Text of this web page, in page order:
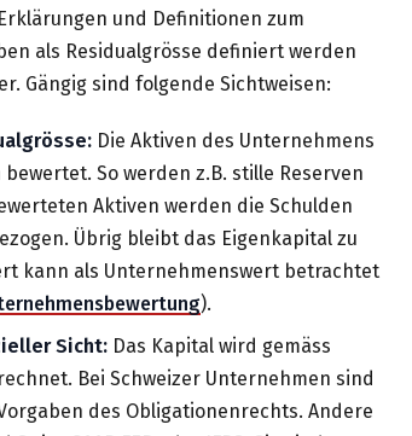
und Definitionen zum
als Residualgrösse definiert werden
Gängig sind folgende Sichtweisen:
Die Aktiven des Unternehmens
So werden z.B. stille Reserven
Aktiven werden die Schulden
Übrig bleibt das Eigenkapital zu
kann als Unternehmenswert betrachtet
).
Sicht: Das Kapital wird gemäss
Bei Schweizer Unternehmen sind
des Obligationenrechts. Andere